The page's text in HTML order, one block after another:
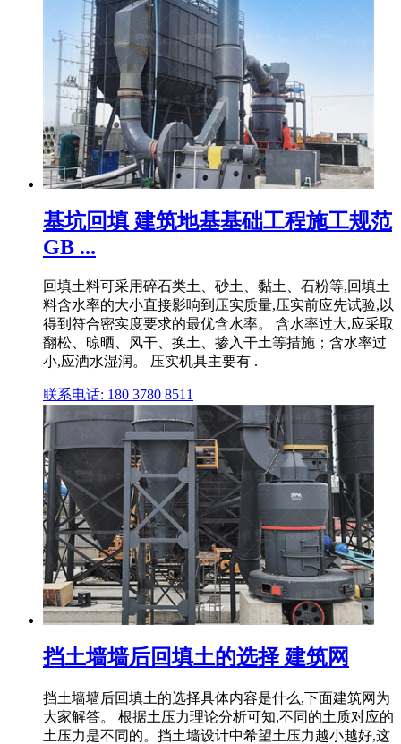
基坑回填 建筑地基基础工程施工规范
GB ...
回填土料可采用碎石类土、砂土、黏土、石粉等,回填土
料含水率的大小直接影响到压实质量,压实前应先试验,以
得到符合密实度要求的最优含水率。 含水率过大,应采取
翻松、晾晒、风干、换土、掺入干土等措施；含水率过
小,应洒水湿润。 压实机具主要有 .
联系电话: 180 3780 8511
挡土墙墙后回填土的选择 建筑网
挡土墙墙后回填土的选择具体内容是什么,下面建筑网为
大家解答。 根据土压力理论分析可知,不同的土质对应的
土压力是不同的。挡土墙设计中希望土压力越小越好,这